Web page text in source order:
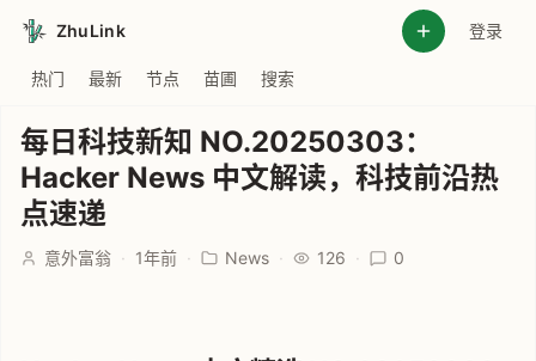
ZhuLink 登录
热门 最新 节点 苗圃 搜索
每日科技新知 NO.20250303：
Hacker News 中文解读，科技前沿热
点速递
意外富翁 · 1年前 · News · 126 · 0